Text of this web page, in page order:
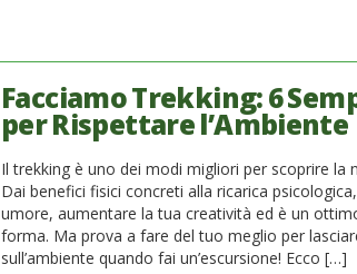
Facciamo Trekking: 6
per Rispettare l’Ambiente
Il trekking è uno dei modi migliori per scoprire la
Dai benefici fisici concreti alla ricarica
umore, aumentare la tua creatività ed è un
forma. Ma prova a fare del tuo meglio per
sull’ambiente quando fai un’escursione! Ecco […]